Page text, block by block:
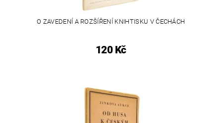
O ZAVEDENÍ A ROZŠÍŘENÍ KNIHTISKU V ČECHÁCH
120 Kč